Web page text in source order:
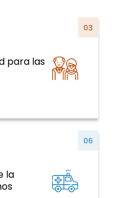
para las
03
y curso de la
la
06
salud mental,